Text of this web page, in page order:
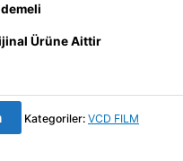
Ürüne Aittir
Kategoriler: VCD FILM